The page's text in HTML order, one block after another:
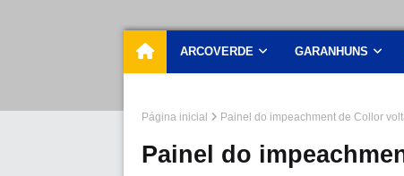
ARCOVERDE GARANHUNS
Página inicial Painel do impeachment de Collor
Painel do